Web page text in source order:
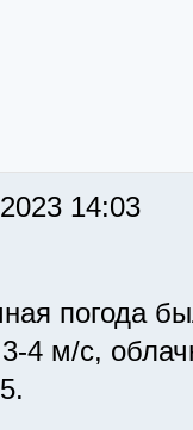
14:03
погода
4 м/с,